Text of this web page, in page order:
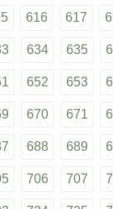
616 617
634 635
652 653
670 671
688 689
706 707